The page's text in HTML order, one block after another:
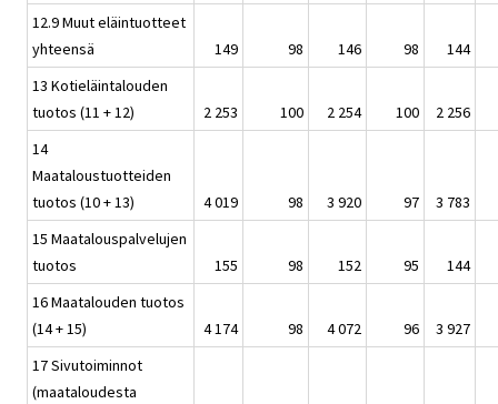
12.9 Muut eläintuotteet
yhteensä
149 98 146 98
144
13 Kotieläintalouden
tuotos (11 + 12)
2 253 100 2 254 100
2 256
14
Maataloustuotteiden
tuotos (10 + 13)
4 019 98 3 920 97
3 783
15 Maatalouspalvelujen
tuotos
155 98 152 95
144
16 Maatalouden tuotos
(14 + 15)
4 174 98 4 072 96
3 927
17 Sivutoiminnot
(maataloudesta